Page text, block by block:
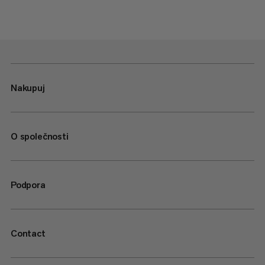
Nakupuj
O společnosti
Podpora
Contact